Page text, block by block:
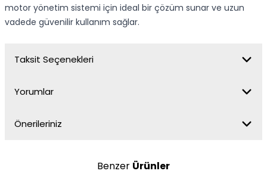
motor yönetim sistemi için ideal bir çözüm sunar ve uzun
vadede güvenilir kullanım sağlar.
Taksit Seçenekleri
Yorumlar
Önerileriniz
Benzer Ürünler